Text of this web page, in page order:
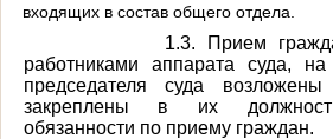
входящих в состав общего отдела.
1.3.
Прием
работниками аппарата суда,
председателя суда возложены
закреплены в их
обязанности по приему граждан.